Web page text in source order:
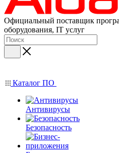
Официальный поставщик
оборудования, IT услуг
Каталог ПО
Антивирусы
Безопасность